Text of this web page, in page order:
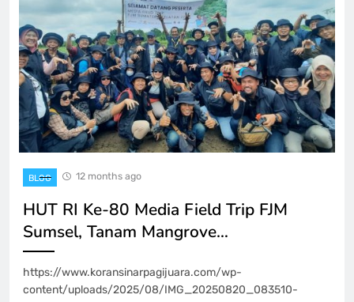
BLOG 12 months ago
HUT RI Ke-80 Media Field Trip FJM
Sumsel, Tanam Mangrove…
https://www.koransinarpagijuara.com/wp-
content/uploads/2025/08/IMG_20250820_083510-